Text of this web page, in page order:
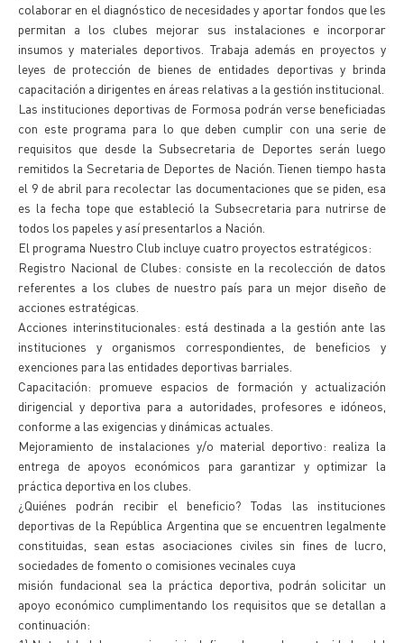
colaborar en el diagnóstico de necesidades y aportar fondos que les
permitan a los clubes mejorar sus instalaciones e incorporar
insumos y materiales deportivos. Trabaja además en proyectos y
leyes de protección de bienes de entidades deportivas y brinda
capacitación a dirigentes en áreas relativas a la gestión institucional.
Las instituciones deportivas de Formosa podrán verse beneficiadas
con este programa para lo que deben cumplir con una serie de
requisitos que desde la Subsecretaria de Deportes serán luego
remitidos la Secretaria de Deportes de Nación. Tienen tiempo hasta
el 9 de abril para recolectar las documentaciones que se piden, esa
es la fecha tope que estableció la Subsecretaria para nutrirse de
todos los papeles y así presentarlos a Nación.
El programa Nuestro Club incluye cuatro proyectos estratégicos:
Registro Nacional de Clubes: consiste en la recolección de datos
referentes a los clubes de nuestro país para un mejor diseño de
acciones estratégicas.
Acciones interinstitucionales: está destinada a la gestión ante las
instituciones y organismos correspondientes, de beneficios y
exenciones para las entidades deportivas barriales.
Capacitación: promueve espacios de formación y actualización
dirigencial y deportiva para a autoridades, profesores e idóneos,
conforme a las exigencias y dinámicas actuales.
Mejoramiento de instalaciones y/o material deportivo: realiza la
entrega de apoyos económicos para garantizar y optimizar la
práctica deportiva en los clubes.
¿Quiénes podrán recibir el beneficio? Todas las instituciones
deportivas de la República Argentina que se encuentren legalmente
constituidas, sean estas asociaciones civiles sin fines de lucro,
sociedades de fomento o comisiones vecinales cuya
misión fundacional sea la práctica deportiva, podrán solicitar un
apoyo económico cumplimentando los requisitos que se detallan a
continuación: